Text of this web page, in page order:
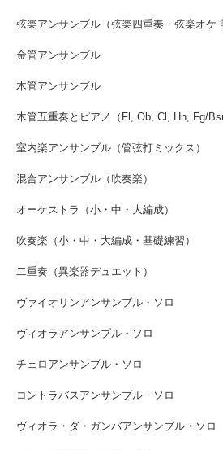
弦楽アンサンブル（弦楽四重奏・弦楽オケ
金管アンサンブル
木管アンサンブル
木管五重奏とピアノ（Fl, Ob, Cl, Hn, Fg/
室内楽アンサンブル（管弦打ミックス）
混合アンサンブル（吹奏楽）
オーケストラ（小・中・大編成）
吹奏楽（小・中・大編成・基礎練習）
二重奏（異楽器デュエット）
ヴァイオリンアンサンブル・ソロ
ヴィオラアンサンブル・ソロ
チェロアンサンブル・ソロ
コントラバスアンサンブル・ソロ
ヴィオラ・ダ・ガンバアンサンブル・ソロ